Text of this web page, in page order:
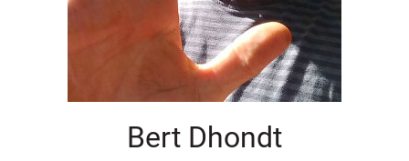
Bert Dhondt